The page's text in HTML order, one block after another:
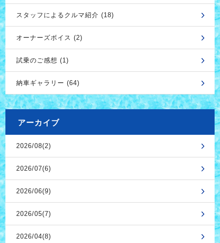
スタッフによるクルマ紹介 (18)
オーナーズボイス (2)
試乗のご感想 (1)
納車ギャラリー (64)
アーカイブ
2026/08(2)
2026/07(6)
2026/06(9)
2026/05(7)
2026/04(8)